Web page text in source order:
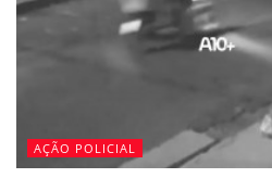
AÇÃO POLICIAL